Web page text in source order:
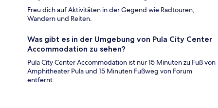
Freu dich auf Aktivitäten in der Gegend wie Radtouren,
Wandern und Reiten.
Was gibt es in der Umgebung von Pula City Center
Accommodation zu sehen?
Pula City Center Accommodation ist nur 15 Minuten zu Fuß von
Amphitheater Pula und 15 Minuten Fußweg von Forum
entfernt.